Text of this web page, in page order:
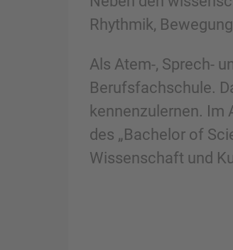
Rhythmik,
Als Atem-, Sprech-
Berufsfachschule.
kennenzulernen. Im
des „Bachelor of
Wissenschaft und